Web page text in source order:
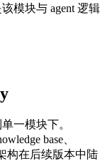
模块与 agent 逻辑
一模块下。
base、
构在后续版本中陆